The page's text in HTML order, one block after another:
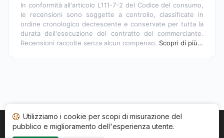
In conformità all'articolo L111-7-2 del Codice del consumo,
le recensioni sono soggette a controllo, classificate in
ordine cronologico decrescente e conservate per tutta la
durata dell'esecuzione del contratto del commerciante.
Recensioni raccolte senza alcun compenso. Scopri di più…
Home Stato recensioni Categorie CGU
Utilizziamo i cookie per scopi di misurazione del
pubblico e miglioramento dell'esperienza utente.